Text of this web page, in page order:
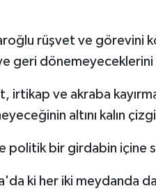
rüşvet ve görevini
geri
irtikap ve akraba
altını kalın
politik bir girdabin içine
ki her iki meydanda